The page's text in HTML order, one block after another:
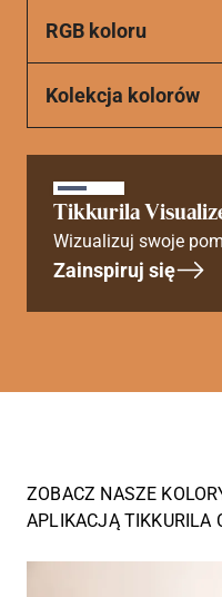
RGB koloru
Kolekcja kolorów
Tikkurila
Wizualizuj swoje
Zainspiruj się
ZOBACZ NASZE
APLIKACJĄ TIKKURILA